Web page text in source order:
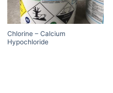
Chlorine – Calcium
Hypochloride